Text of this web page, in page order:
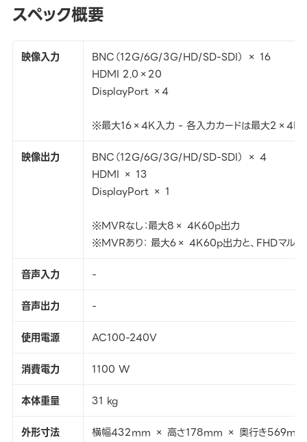
スペック概要
映像入力
BNC（12G/6G/3G/HD/SD-SDI） × 16
HDMI 2.0×20
DisplayPort ×4
※最大16×4K入力 - 各入力カードは最大
映像出力
BNC（12G/6G/3G/HD/SD-SDI） × 4
HDMI × 13
DisplayPort × 1
※MVRなし：最大8× 4K60p出力
※MVRあり： 最大6× 4K60p出力と、FHDマル
音声入力
-
音声出力
-
使用電源
AC100-240V
消費電力
1100 W
本体重量
31 kg
外形寸法
横幅432mm × 高さ178mm × 奥行き569mm